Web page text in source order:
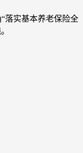
落实基本养老保险全